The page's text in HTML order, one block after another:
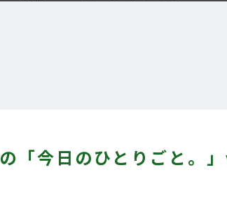
「今日のひとりごと。